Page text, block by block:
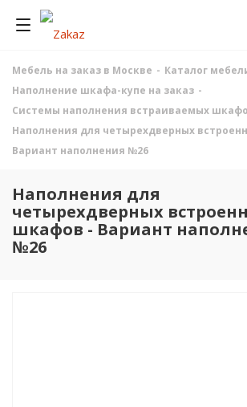
Мебель на заказ в Москве - Каталог
Наполнение шкафа-купе на заказ -
Системы наполнения встраиваемых
Наполнения для четырехдверных
Вариант наполнения №26
Наполнения для
четырехдверных
шкафов - Вариант
№26